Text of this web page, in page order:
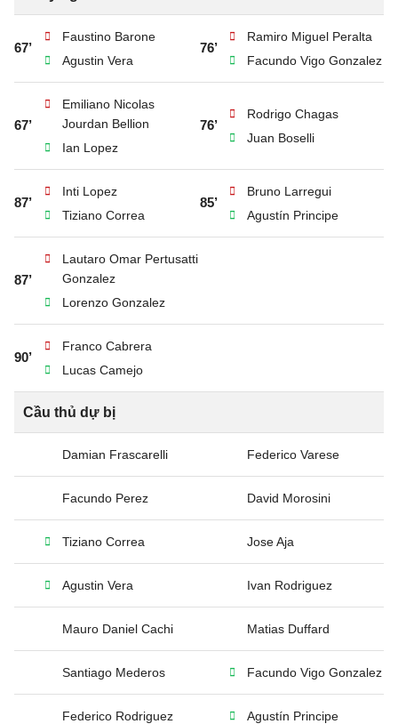
67’
Faustino Barone
Agustin Vera
76’
Ramiro Miguel Peralta
Facundo Vigo Gonzalez
67’
Emiliano Nicolas
Jourdan Bellion
Ian Lopez
76’
Rodrigo Chagas
Juan Boselli
87’
Inti Lopez
Tiziano Correa
85’
Bruno Larregui
Agustín Principe
87’
Lautaro Omar Pertusatti
Gonzalez
Lorenzo Gonzalez
90’
Franco Cabrera
Lucas Camejo
Cầu thủ dự bị
Damian Frascarelli Federico Varese
Facundo Perez David Morosini
Tiziano Correa Jose Aja
Agustin Vera Ivan Rodriguez
Mauro Daniel Cachi Matias Duffard
Santiago Mederos Facundo Vigo Gonzalez
Federico Rodriguez Agustín Principe